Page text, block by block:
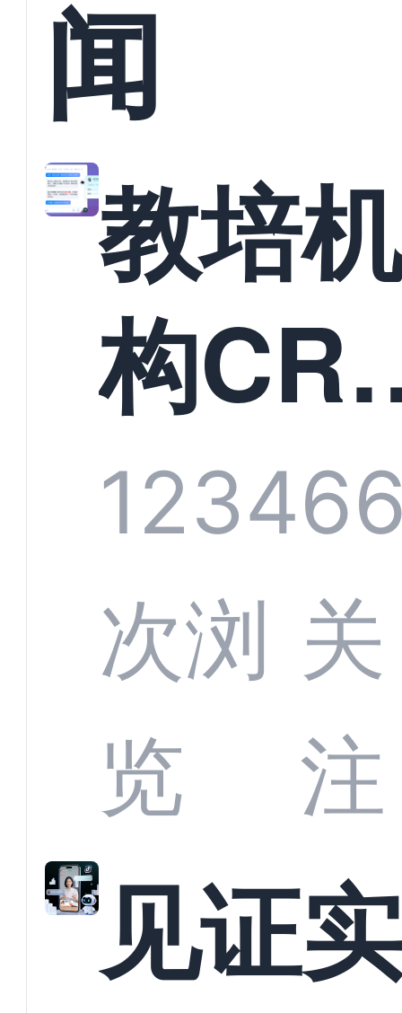
闻
教培机
构
系统头
部供应
商深度
解析：
1234
次浏
览
关
注
见证实